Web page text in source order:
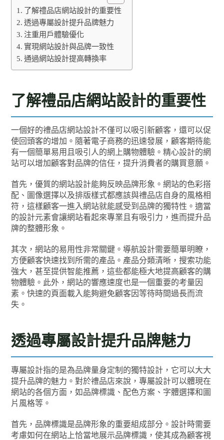
了解禮品店網站設計的重要性
透過專屬設計提升品牌魅力
注重用戶體驗優化
實現網站設計與品牌一致性
通過網站設計提高轉換率
了解禮品店網站設計的重要性
一個好的禮品店網站設計不僅可以吸引新顧客，還可以促
使回頭客的增加。隨著電子商務的迅速發展，顧客期待能
有一個簡單易用且吸引人的網上購物體驗。精心設計的網
站可以增加顧客對品牌的信任，提升消費者的購買意願。
首先，優質的網站設計能夠反映品牌形象。網站的色彩搭
配、圖像選擇以及排版樣式都應該與禮品店自身的風格相
符，這樣顧客一進入網站就能感受到品牌的獨特性。適當
的設計元素會讓網站看起來專業且有吸引力，進而提升品
牌的整體形象。
其次，網站的易用性非常關鍵。導航設計需要簡單明瞭，
方便顧客快速找到所需的產品。產品分類清晰，搜索功能
強大，甚至提供智能推薦，這些都能極大地提高顧客的購
物體驗。此外，網站的響應速度也是一個重要的考量因
素。快速的頁面載入能夠避免顧客因等待時間過長而流
失。
透過專屬設計提升品牌魅力
專屬設計指的是為品牌量身定制的獨特設計，它可以大大
提升品牌的魅力。對於禮品店來說，專屬設計可以體現在
網站的各個方面，如品牌標識、配色方案、字體選擇和圖
片風格等。
首先，品牌標識是品牌形象的重要組成部分。設計時需要
考慮如何在網站上恰當地展示品牌標識，使其成為顧客視